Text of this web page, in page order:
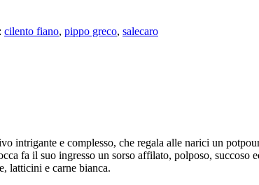
cilento fiano, pippo greco, salecaro
intrigante e complesso, che regala alle narici un
fa il suo ingresso un sorso affilato, polposo,
latticini e carne bianca.